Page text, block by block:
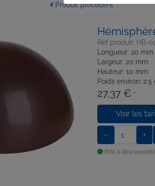
Produit précédent
Réf produit: HB-
Longueur: 20 mm
Largeur: 20 mm
Hauteur: 10 mm
Poids environ: 2.5
27,37 € *
Voir les
− +
Prêt à être